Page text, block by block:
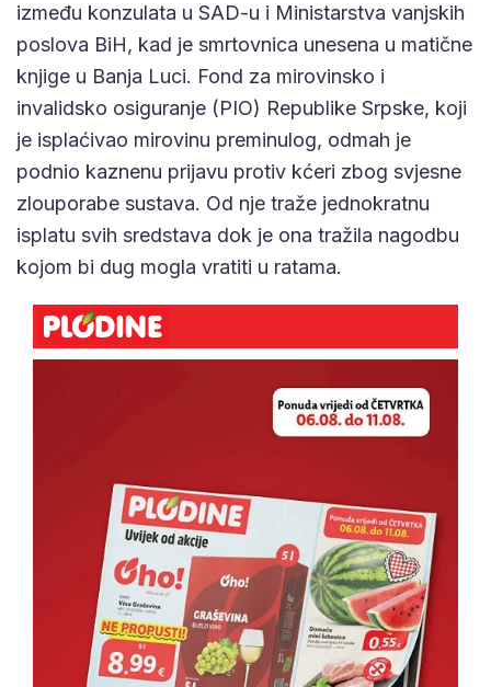
između konzulata u SAD-u i Ministarstva vanjskih
poslova BiH, kad je smrtovnica unesena u matične
knjige u Banja Luci. Fond za mirovinsko i
invalidsko osiguranje (PIO) Republike Srpske, koji
je isplaćivao mirovinu preminulog, odmah je
podnio kaznenu prijavu protiv kćeri zbog svjesne
zlouporabe sustava. Od nje traže jednokratnu
isplatu svih sredstava dok je ona tražila nagodbu
kojom bi dug mogla vratiti u ratama.